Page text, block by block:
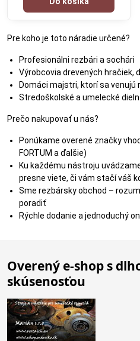
Pre koho je toto náradie určené?
Profesionálni rezbári a sochári
Výrobcovia drevených hračiek,
Domáci majstri, ktorí sa venujú
Stredoškolské a umelecké
Prečo nakupovať u nás?
Ponúkame overené značky
FORTUM a ďalšie)
Ku každému nástroju
presne viete, či vám stačí váš
Sme rezbársky obchod –
poradiť
Rýchle dodanie a jednoduchý
Overený e-shop s
skúsenosťou